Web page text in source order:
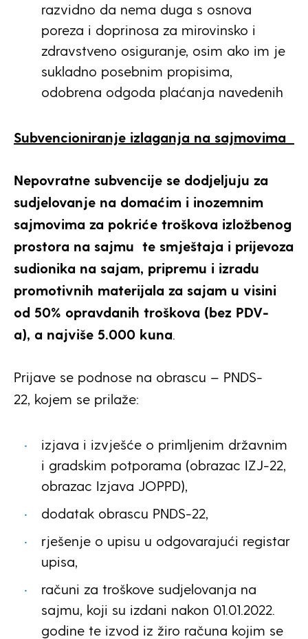
razvidno da nema duga s osnova
poreza i doprinosa za mirovinsko i
zdravstveno osiguranje, osim ako im je
sukladno posebnim propisima,
odobrena odgoda plaćanja navedenih
Subvencioniranje izlaganja na sajmovima
Nepovratne subvencije se dodjeljuju za
sudjelovanje na domaćim i inozemnim
sajmovima za pokriće troškova izložbenog
prostora na sajmu te smještaja i prijevoza
sudionika na sajam, pripremu i izradu
promotivnih materijala za sajam u visini
od 50% opravdanih troškova (bez PDV-
a), a najviše 5.000 kuna.
Prijave se podnose na obrascu – PNDS-
22, kojem se prilaže:
izjava i izvješće o primljenim državnim
i gradskim potporama (obrazac IZJ-22,
obrazac Izjava JOPPD),
dodatak obrascu PNDS-22,
rješenje o upisu u odgovarajući registar
upisa,
računi za troškove sudjelovanja na
sajmu, koji su izdani nakon 01.01.2022.
godine te izvod iz žiro računa kojim se